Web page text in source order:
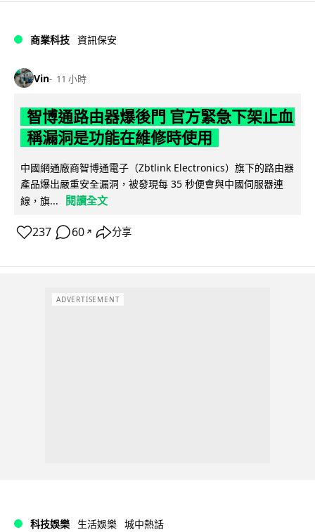
商業科技 資訊保安
Vin 11 小時
智博通路由器爆後門 官方緊急下架止血
稱漏洞是功能在維修時使用
中國網通廠商智博通電子（Zbtlink Electronics）旗下的路由器
產品爆出嚴重安全漏洞，被發現每 35 秒便會與中國伺服器連
線，旗...
閱讀全文
237 60 ↗ 分享
ADVERTISEMENT
科技娛樂 生活娛樂 城中熱話